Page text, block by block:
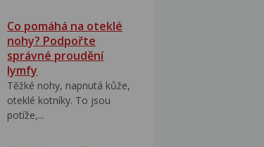
Co pomáhá na oteklé
nohy? Podpořte
správné proudění
lymfy
Těžké nohy, napnutá kůže,
oteklé kotníky. To jsou
potíže,...